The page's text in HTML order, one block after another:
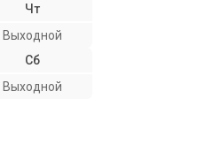
Чт
Выходной
Сб
Выходной